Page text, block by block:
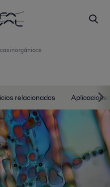
inorgánicas
relacionados